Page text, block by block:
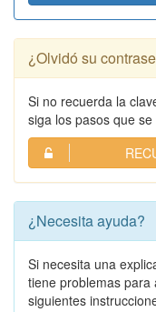
¿Olvidó su
Si no recuerda la
siga los pasos que
¿Necesita ayuda?
Si necesita una
tiene problemas
siguientes